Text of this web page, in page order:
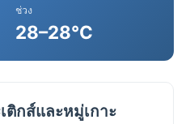
ช่วง
28–28°C
ติกส์และหมู่เกาะ